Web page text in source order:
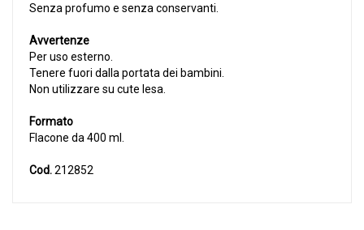
Senza profumo e senza conservanti.
Avvertenze
Per uso esterno.
Tenere fuori dalla portata dei bambini.
Non utilizzare su cute lesa.
Formato
Flacone da 400 ml.
Cod.212852